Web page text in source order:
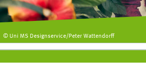
© Uni MS Designservice/Peter Wattendorff